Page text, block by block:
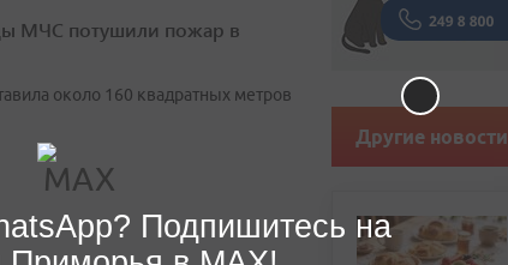
МЧС потушили пожар в
около 160 квадратных метров
Другие новости
Подпишитесь на